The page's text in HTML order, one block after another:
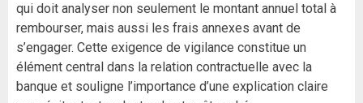
qui doit analyser non seulement le montant annuel total à
rembourser, mais aussi les frais annexes avant de
s’engager. Cette exigence de vigilance constitue un
élément central dans la relation contractuelle avec la
banque et souligne l’importance d’une explication claire